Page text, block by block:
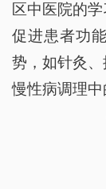
区中医院的
促进患者功
势，如针灸、
慢性病调理中